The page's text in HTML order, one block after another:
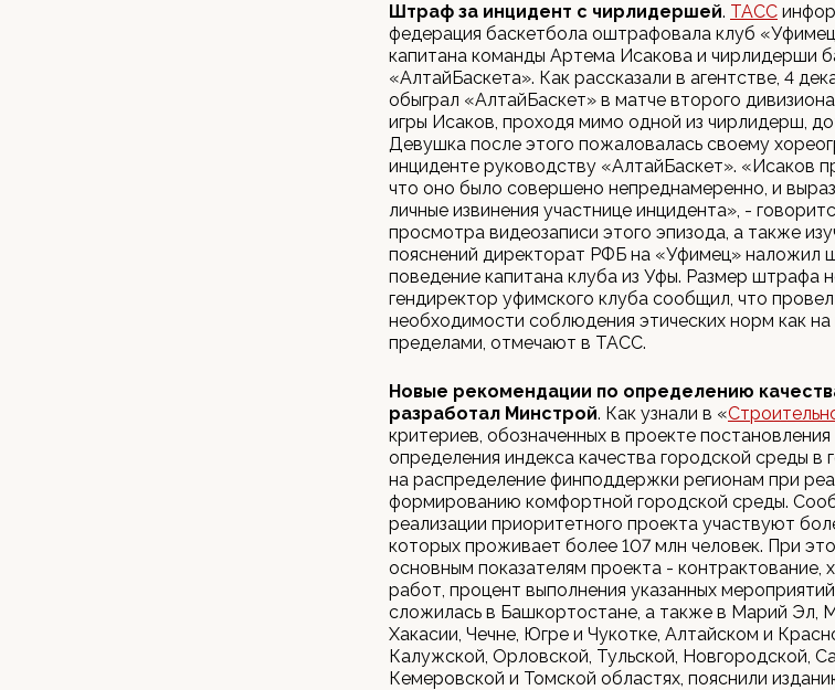
Штраф за инцидент с чирлидершей. ТАСС
федерация баскетбола оштрафовала клуб
капитана команды Артема Исакова и чирлидерши
«АлтайБаскета». Как рассказали в агентстве, 4
обыграл «АлтайБаскет» в матче второго
игры Исаков, проходя мимо одной из чирлидерш,
Девушка после этого пожаловалась своему
инциденте руководству «АлтайБаскет». «Исаков
что оно было совершено непреднамеренно, и
личные извинения участнице инцидента», -
просмотра видеозаписи этого эпизода, а также
пояснений директорат РФБ на «Уфимец» наложил
поведение капитана клуба из Уфы. Размер штрафа
гендиректор уфимского клуба сообщил, что
необходимости соблюдения этических норм как
пределами, отмечают в ТАСС.
Новые рекомендации по определению
разработал Минстрой. Как узнали в «
критериев, обозначенных в проекте
определения индекса качества городской среды в
на распределение финподдержки регионам при
формированию комфортной городской среды.
реализации приоритетного проекта участвуют
которых проживает более 107 млн человек. При
основным показателям проекта - контрактование,
работ, процент выполнения указанных
сложилась в Башкортостане, а также в Марий Эл,
Хакасии, Чечне, Югре и Чукотке, Алтайском и
Калужской, Орловской, Тульской, Новгородской,
Кемеровской и Томской областях, пояснили